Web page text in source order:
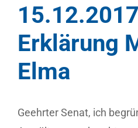
15.12.2017
Erklärung
Elma
Geehrter Senat, ich